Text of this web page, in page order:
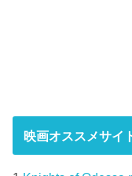
映画オススメサイ